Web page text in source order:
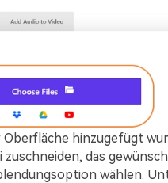
Oberfläche hinzugefügt
zuschneiden, das
wählen.